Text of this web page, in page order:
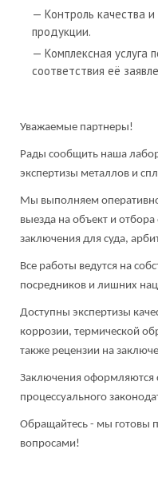
Контроль качества
продукции.
Комплексная услуга
соответствия её
Уважаемые партнеры!
Рады сообщить наша
экспертизы металлов и
Мы выполняем
выезда на объект и
заключения для суда,
Все работы ведутся на
посредников и лишних
Доступны экспертизы
коррозии, термической
также рецензии на
Заключения оформляются
процессуального
Обращайтесь - мы готовы
вопросами!